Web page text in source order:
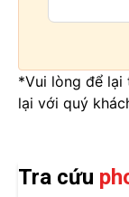
*Vui lòng để lại
lại với quý
Tra cứu